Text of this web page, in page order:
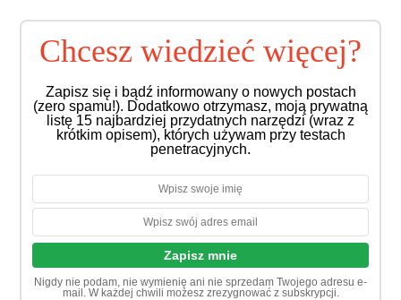
Chcesz wiedzieć więcej?
Zapisz się i bądź informowany o nowych postach
(zero spamu!). Dodatkowo otrzymasz, moją prywatną
listę 15 najbardziej przydatnych narzędzi (wraz z
krótkim opisem), których używam przy testach
penetracyjnych.
Nigdy nie podam, nie wymienię ani nie sprzedam Twojego adresu e-
mail. W każdej chwili możesz zrezygnować z subskrypcji.